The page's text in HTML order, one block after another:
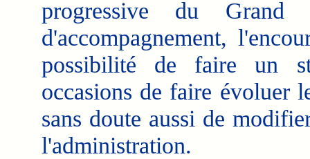
progressive du
d'accompagnement,
possibilité de faire un
occasions de faire évoluer
sans doute aussi de
l'administration.